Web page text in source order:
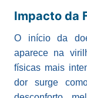
Impacto da
O início da
aparece na
físicas mais
dor surge